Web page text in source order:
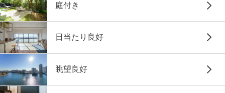
庭付き
日当たり良好
眺望良好